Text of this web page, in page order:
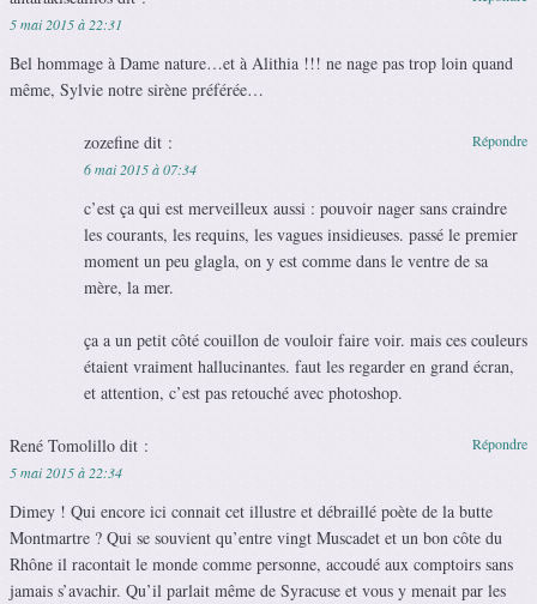
5 mai 2015 à 22:31
Bel hommage à Dame nature…et à Alithia !!! ne nage pas trop loin quand
même, Sylvie notre sirène préférée…
zozefine dit :
6 mai 2015 à 07:34
c’est ça qui est merveilleux aussi : pouvoir nager sans craindre
les courants, les requins, les vagues insidieuses. passé le premier
moment un peu glagla, on y est comme dans le ventre de sa
mère, la mer.
ça a un petit côté couillon de vouloir faire voir. mais ces couleurs
étaient vraiment hallucinantes. faut les regarder en grand écran,
et attention, c’est pas retouché avec photoshop.
Répondre
René Tomolillo dit :
5 mai 2015 à 22:34
Dimey ! Qui encore ici connait cet illustre et débraillé poète de la butte
Montmartre ? Qui se souvient qu’entre vingt Muscadet et un bon côte du
Rhône il racontait le monde comme personne, accoudé aux comptoirs sans
jamais s’avachir. Qu’il parlait même de Syracuse et vous y menait par les
Répondre